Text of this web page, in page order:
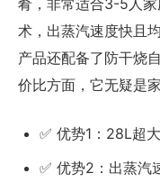
肴，非常适合3-5人
术，出蒸汽速度快且
产品还配备了防干烧
价比方面，它无疑是
✅ 优势1：28L超
✅ 优势2：出蒸汽